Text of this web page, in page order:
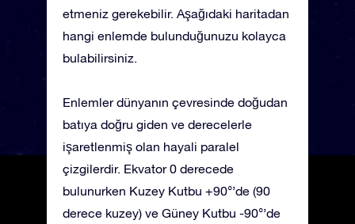
etmeniz gerekebilir. Aşağıdaki haritadan
hangi enlemde bulunduğunuzu kolayca
bulabilirsiniz.
Enlemler dünyanın çevresinde doğudan
batıya doğru giden ve derecelerle
işaretlenmiş olan hayali paralel
çizgilerdir. Ekvator 0 derecede
bulunurken Kuzey Kutbu +90°’de (90
derece kuzey) ve Güney Kutbu -90°’de